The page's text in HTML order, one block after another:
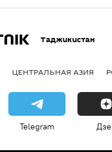
Таджикистан
ЦЕНТРАЛЬНАЯ АЗИЯ
Telegram